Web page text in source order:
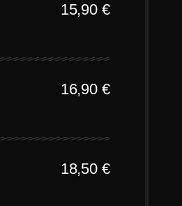
15,90 €
16,90 €
18,50 €